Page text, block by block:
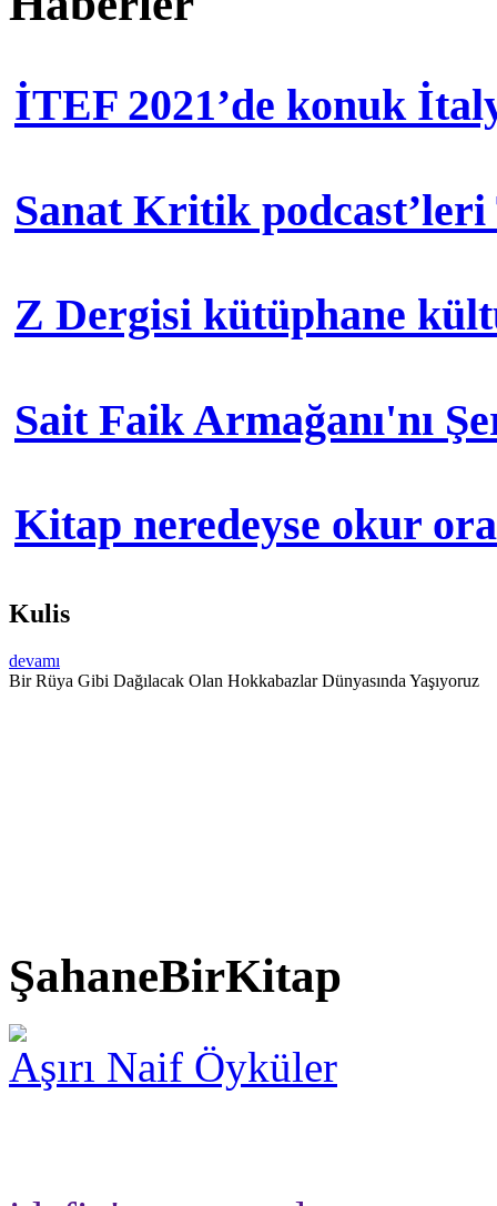
İTEF 2021’de konuk
Sanat Kritik podcast’leri
Z Dergisi kütüphane
Sait Faik Armağanı'nı
Kitap neredeyse okur
Kulis
devamı
Bir Rüya Gibi Dağılacak Olan Hokkabazlar Dünyasında Yaşıyoruz
ŞahaneBirKitap
Aşırı Naif Öyküler